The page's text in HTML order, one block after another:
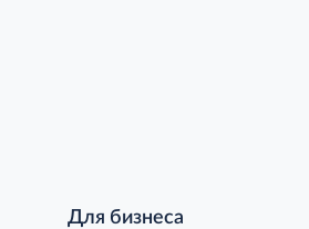
Для бизнеса